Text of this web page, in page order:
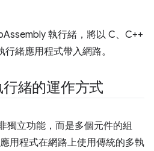
執行緒，將以 C、C++
緒應用程式帶入網路。
緒的運作方式
獨立功能，而是多個元件的組
用程式在網路上使用傳統的多執